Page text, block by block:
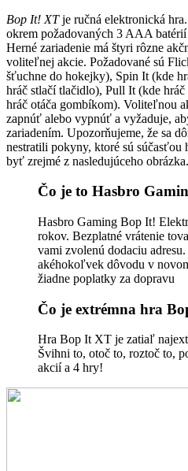
Bop It! XTje ručná elektronická
okrem požadovaných 3 AAA
Herné zariadenie má štyri rôzne
voliteľnej akcie. Požadované sú
šťuchne do hokejky), Spin It (kde
hráč stlačí tlačidlo), Pull It (kde
hráč otáča gombíkom). Voliteľnou
zapnúť alebo vypnúť a vyžaduje,
zariadením. Upozorňujeme, že sa
nestratili pokyny, ktoré sú súčasťou
byť zrejmé z nasledujúceho obrázka.
Čo je to Hasbro
Hasbro Gaming Bop It!
rokov. Bezplatné vrátenie
vami zvolenú dodaciu
akéhokoľvek dôvodu v
žiadne poplatky za dopravu
Čo je extrémna hra
Hra Bop It XT je zatiaľ
Švihni to, otoč to, roztoč to,
akcií a 4 hry!